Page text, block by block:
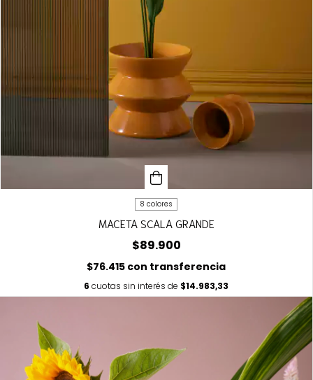
8 colores
MACETA SCALA GRANDE
$89.900
$76.415 con transferencia
6 cuotas sin interés de $14.983,33